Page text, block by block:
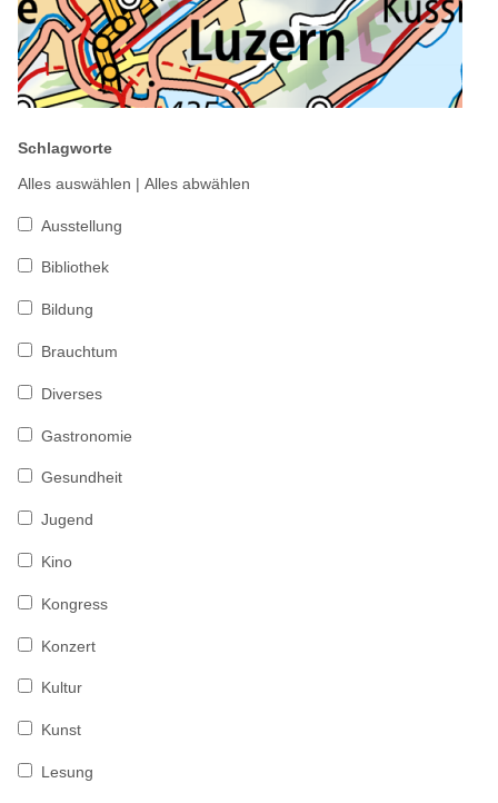
Schlagworte
Alles auswählen | Alles abwählen
Ausstellung
Bibliothek
Bildung
Brauchtum
Diverses
Gastronomie
Gesundheit
Jugend
Kino
Kongress
Konzert
Kultur
Kunst
Lesung